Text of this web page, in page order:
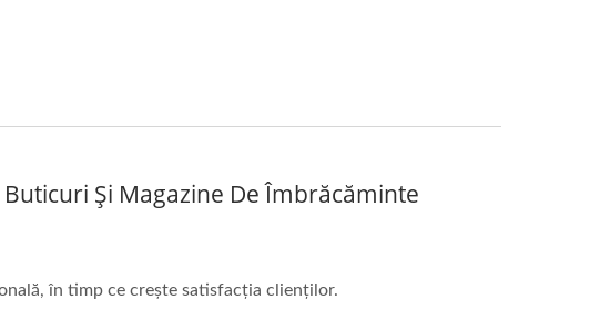
Și Magazine De Îmbrăcăminte
în timp ce crește satisfacția clienților.